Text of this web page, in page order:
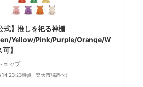
式】推しを祀る神棚
Yellow/Pink/Purple/Orange/W
】
ョップ
14 23:23時点 | 楽天市場調べ）